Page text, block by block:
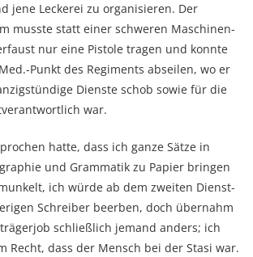
jene Leckerei zu organisieren. Der
musste statt einer schweren Maschinen­
nur eine Pistole tragen und konnte
Punkt des Regi­ments abseilen, wo er
Dienste schob sowie für die
war.
hatte, dass ich ganze Sätze in
und Grammatik zu Papier bringen
ich würde ab dem zwei­ten Dienst­
Schreiber beerben, doch übernahm
schließlich jemand anders; ich
Recht, dass der Mensch bei der Stasi war.